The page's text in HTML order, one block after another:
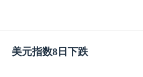
美元指数8日下跌